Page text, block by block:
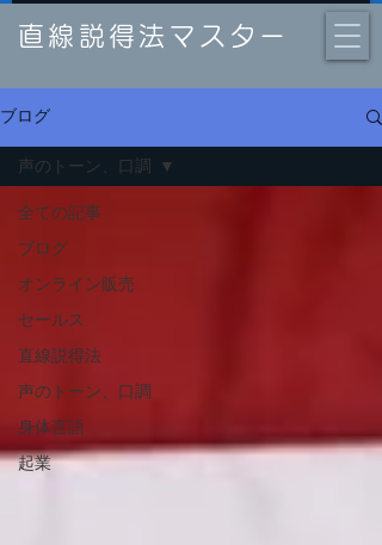
直線説得法マスター
ブログ
全ての記事
ブログ
オンライン販売
セールス
直線説得法
声のトーン、口調
身体言語
起業
声のトーン、口調